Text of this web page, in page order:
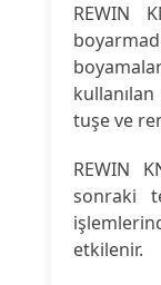
REWIN
tuşe ve
REWIN
sonraki
etkilenir.